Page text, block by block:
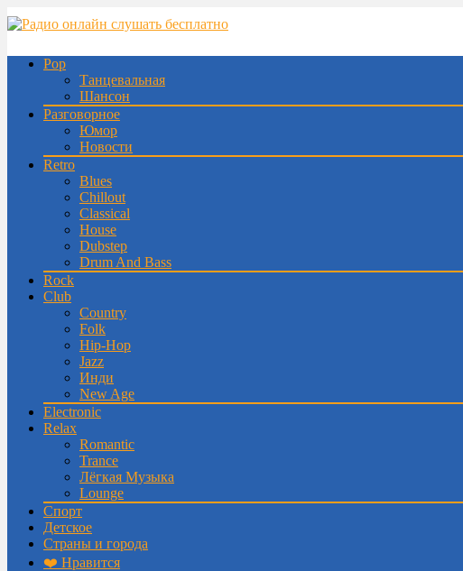
Pop
Танцевальная
Шансон
Разговорное
Юмор
Новости
Retro
Blues
Chillout
Classical
House
Dubstep
Drum And Bass
Rock
Club
Country
Folk
Hip-Hop
Jazz
Инди
New Age
Electronic
Relax
Romantic
Trance
Лёгкая Музыка
Lounge
Спорт
Детское
Страны и города
❤️ Нравится